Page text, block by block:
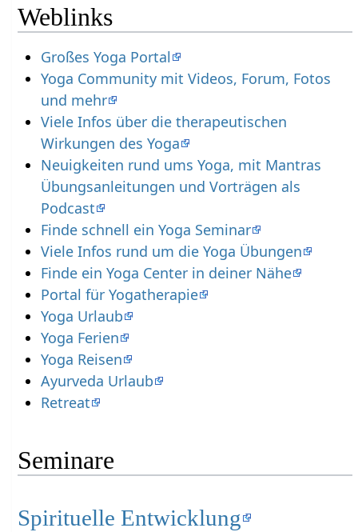
Weblinks
Großes Yoga Portal
Yoga Community mit Videos, Forum, Fotos
und mehr
Viele Infos über die therapeutischen
Wirkungen des Yoga
Neuigkeiten rund ums Yoga, mit Mantras
Übungsanleitungen und Vorträgen als
Podcast
Finde schnell ein Yoga Seminar
Viele Infos rund um die Yoga Übungen
Finde ein Yoga Center in deiner Nähe
Portal für Yogatherapie
Yoga Urlaub
Yoga Ferien
Yoga Reisen
Ayurveda Urlaub
Retreat
Seminare
Spirituelle Entwicklung